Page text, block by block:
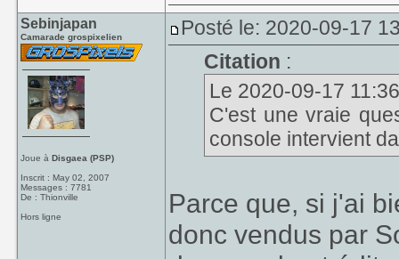
Sebinjapan
Camarade grospixelien
Joue àDisgaea (PSP)
Inscrit : May 02, 2007
Messages : 7781
De : Thionville
Hors ligne
Posté le: 2020-09-17
Citation :
Le 2020-09-17
C'est une vraie
console intervient
Parce que, si j'ai
donc vendus par